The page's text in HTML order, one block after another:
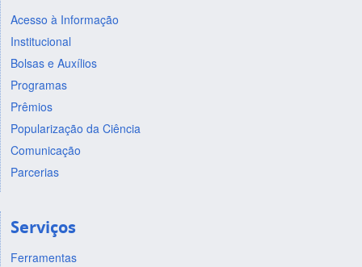
Acesso à Informação
Institucional
Bolsas e Auxílios
Programas
Prêmios
Popularização da Ciência
Comunicação
Parcerias
Serviços
Ferramentas